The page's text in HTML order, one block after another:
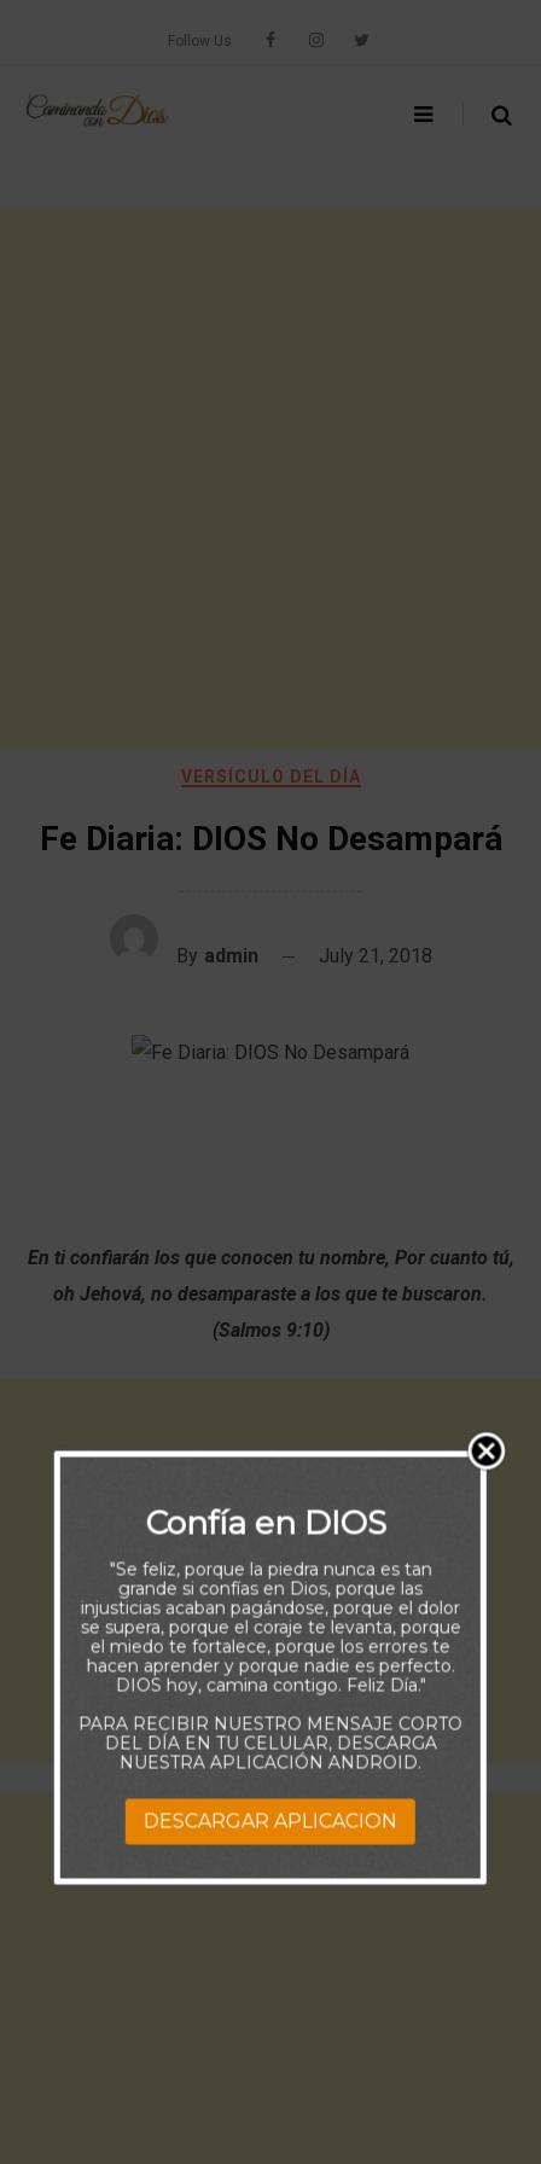
Follow Us
VERSÍCULO DEL DÍA
Fe Diaria: DIOS No Desampará
By admin July 21, 2018
En ti confiarán los que conocen tu nombre, Por cuanto tú,
oh Jehová, no desamparaste a los que te buscaron.
(Salmos 9:10)
Confía en DIOS
"Se feliz, porque la piedra nunca es tan
grande si confías en Dios, porque las
injusticias acaban pagándose, porque el dolor
se supera, porque el coraje te levanta, porque
el miedo te fortalece, porque los errores te
hacen aprender y porque nadie es perfecto.
DIOS hoy, camina contigo. Feliz Día."
PARA RECIBIR NUESTRO MENSAJE CORTO
DEL DÍA EN TU CELULAR, DESCARGA
NUESTRA APLICACIÓN ANDROID.
DESCARGAR APLICACION